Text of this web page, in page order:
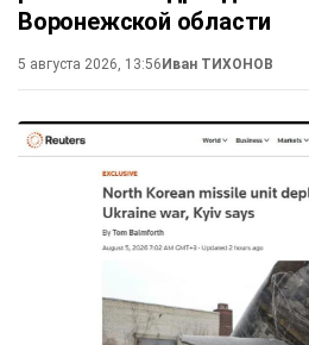
Воронежской области
5 августа 2026, 13:56Иван ТИХОНОВ